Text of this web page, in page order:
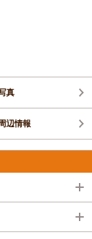
真
辺情報